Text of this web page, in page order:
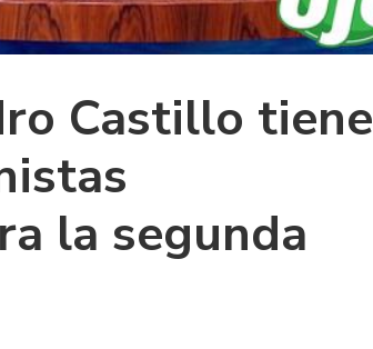
Castillo tiene
la segunda